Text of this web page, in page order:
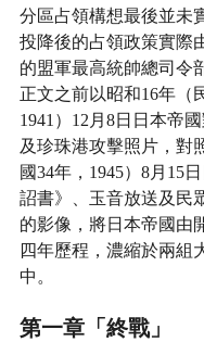
分區占領構想最後並未
投降後的占領政策實際
的盟軍最高統帥總司令
正文之前以昭和16年（
1941）12月8日日本帝
及珍珠港攻擊照片，對
國34年，1945）8月15
詔書》、玉音放送及民
的影像，將日本帝國由
四年歷程，濃縮於兩組
中。
第一章「終戰」